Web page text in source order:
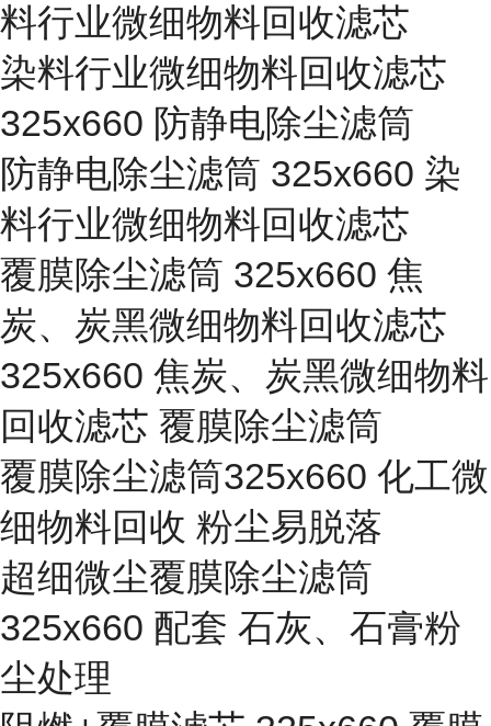
料行业微细物料回收滤芯
染料行业微细物料回收滤芯
325x660 防静电除尘滤筒
防静电除尘滤筒 325x660 染
料行业微细物料回收滤芯
覆膜除尘滤筒 325x660 焦
炭、炭黑微细物料回收滤芯
325x660 焦炭、炭黑微细物料
回收滤芯 覆膜除尘滤筒
覆膜除尘滤筒325x660 化工微
细物料回收 粉尘易脱落
超细微尘覆膜除尘滤筒
325x660 配套 石灰、石膏粉
尘处理